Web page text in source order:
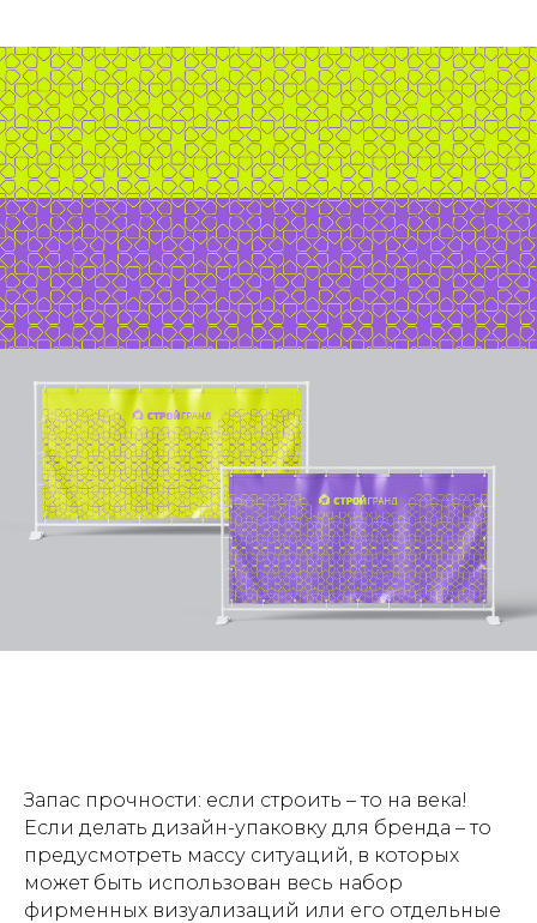
Запас прочности: если строить – то на века!
Если делать дизайн-упаковку для бренда – то
предусмотреть массу ситуаций, в которых
может быть использован весь набор
фирменных визуализаций или его отдельные